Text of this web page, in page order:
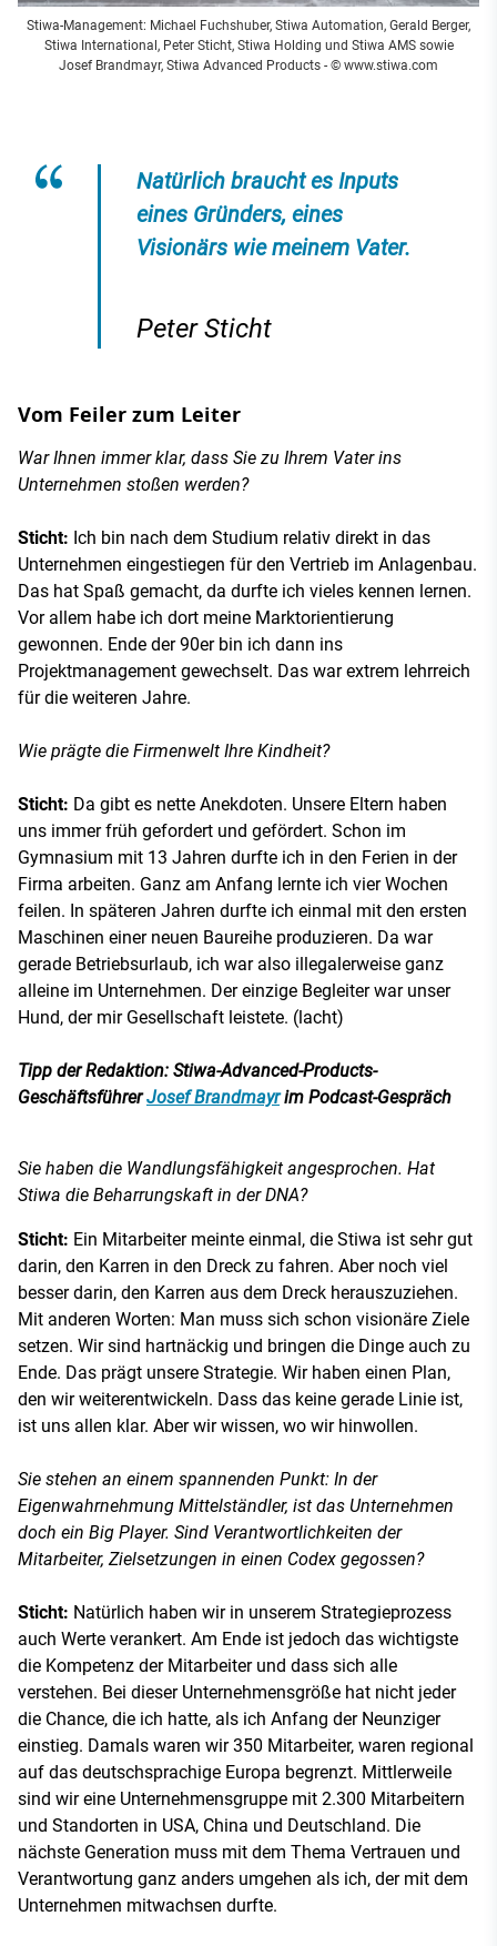
Stiwa-Management: Michael Fuchshuber, Stiwa Automation, Gerald Berger,
Stiwa International, Peter Sticht, Stiwa Holding und Stiwa AMS sowie
Josef Brandmayr, Stiwa Advanced Products - © www.stiwa.com
Natürlich braucht es Inputs
eines Gründers, eines
Visionärs wie meinem Vater.
Peter Sticht
Vom Feiler zum Leiter
War Ihnen immer klar, dass Sie zu Ihrem Vater ins
Unternehmen stoßen werden?
Sticht: Ich bin nach dem Studium relativ direkt in das
Unternehmen eingestiegen für den Vertrieb im Anlagenbau.
Das hat Spaß gemacht, da durfte ich vieles kennen lernen.
Vor allem habe ich dort meine Marktorientierung
gewonnen. Ende der 90er bin ich dann ins
Projektmanagement gewechselt. Das war extrem lehrreich
für die weiteren Jahre.
Wie prägte die Firmenwelt Ihre Kindheit?
Sticht: Da gibt es nette Anekdoten. Unsere Eltern haben
uns immer früh gefordert und gefördert. Schon im
Gymnasium mit 13 Jahren durfte ich in den Ferien in der
Firma arbeiten. Ganz am Anfang lernte ich vier Wochen
feilen. In späteren Jahren durfte ich einmal mit den ersten
Maschinen einer neuen Baureihe produzieren. Da war
gerade Betriebsurlaub, ich war also illegalerweise ganz
alleine im Unternehmen. Der einzige Begleiter war unser
Hund, der mir Gesellschaft leistete. (lacht)
Tipp der Redaktion: Stiwa-Advanced-Products-
GeschäftsführerJosef Brandmayrim Podcast-Gespräch
Sie haben die Wandlungsfähigkeit angesprochen. Hat
Stiwa die Beharrungskaft in der DNA?
Sticht: Ein Mitarbeiter meinte einmal, die Stiwa ist sehr gut
darin, den Karren in den Dreck zu fahren. Aber noch viel
besser darin, den Karren aus dem Dreck herauszuziehen.
Mit anderen Worten: Man muss sich schon visionäre Ziele
setzen. Wir sind hartnäckig und bringen die Dinge auch zu
Ende. Das prägt unsere Strategie. Wir haben einen Plan,
den wir weiterentwickeln. Dass das keine gerade Linie ist,
ist uns allen klar. Aber wir wissen, wo wir hinwollen.
Sie stehen an einem spannenden Punkt: In der
Eigenwahrnehmung Mittelständler, ist das Unternehmen
doch ein Big Player. Sind Verantwortlichkeiten der
Mitarbeiter, Zielsetzungen in einen Codex gegossen?
Sticht: Natürlich haben wir in unserem Strategieprozess
auch Werte verankert. Am Ende ist jedoch das wichtigste
die Kompetenz der Mitarbeiter und dass sich alle
verstehen. Bei dieser Unternehmensgröße hat nicht jeder
die Chance, die ich hatte, als ich Anfang der Neunziger
einstieg. Damals waren wir 350 Mitarbeiter, waren regional
auf das deutschsprachige Europa begrenzt. Mittlerweile
sind wir eine Unternehmensgruppe mit 2.300 Mitarbeitern
und Standorten in USA, China und Deutschland. Die
nächste Generation muss mit dem Thema Vertrauen und
Verantwortung ganz anders umgehen als ich, der mit dem
Unternehmen mitwachsen durfte.